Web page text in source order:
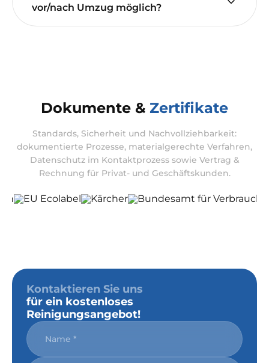
vor/nach Umzug möglich?
Dokumente & Zertifikate
Standards, Sicherheit und Nachvollziehbarkeit:
dokumentierte Prozesse, materialgerechte Verfahren,
Datenschutz im Kontaktprozess sowie Vertrag &
Rechnung für Privat- und Geschäftskunden.
Kontaktieren Sie uns
für ein kostenloses
Reinigungsangebot!